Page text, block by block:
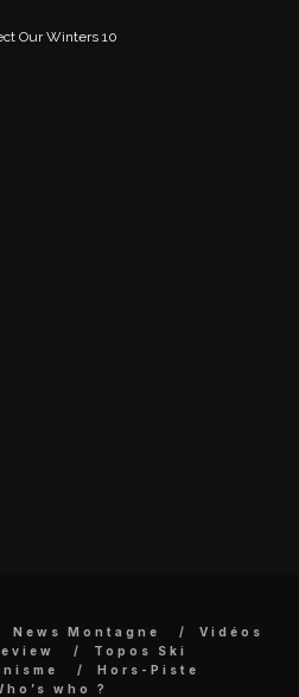
Our Winters 10
News Montagne
Vidéos
Topos Ski
Hors-Piste
who ?